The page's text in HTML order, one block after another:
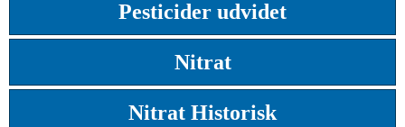
Pesticider udvidet
Nitrat
Nitrat Historisk